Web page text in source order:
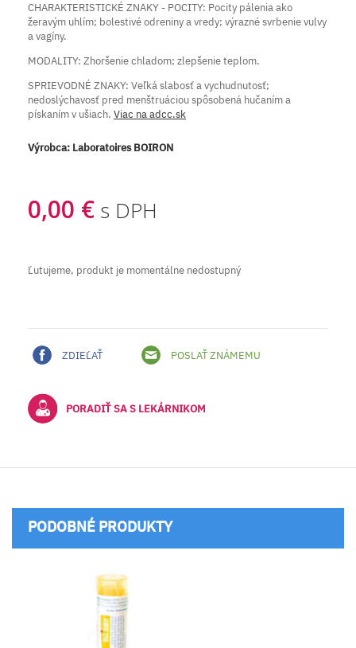
CHARAKTERISTICKÉ ZNAKY - POCITY: Pocity pálenia ako
žeravým uhlím; bolestivé odreniny a vredy; výrazné svrbenie vulvy
a vagíny.
MODALITY: Zhoršenie chladom; zlepšenie teplom.
SPRIEVODNÉ ZNAKY: Veľká slabosť a vychudnutosť;
nedoslýchavosť pred menštruáciou spôsobená hučaním a
pískaním v ušiach. Viac na adcc.sk
Výrobca: Laboratoires BOIRON
0,00 € s DPH
Ľutujeme, produkt je momentálne nedostupný
ZDIEĽAŤ POSLAŤ ZNÁMEMU
PORADIŤ SA S LEKÁRNIKOM
PODOBNÉ PRODUKTY